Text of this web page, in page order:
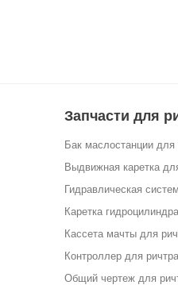
Запчасти для
Бак маслостанции для
Выдвижная каретка
Гидравлическая
Каретка
Кассета мачты для
Контроллер для
Общий чертеж для